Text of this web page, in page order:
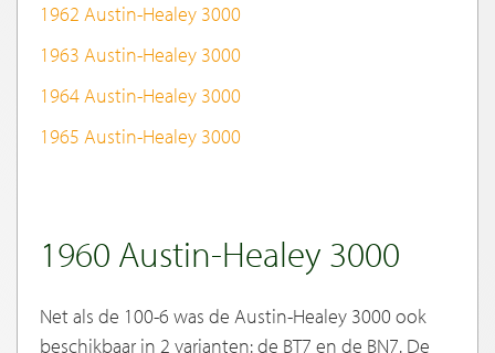
1962 Austin-Healey 3000
1963 Austin-Healey 3000
1964 Austin-Healey 3000
1965 Austin-Healey 3000
1960 Austin-Healey 3000
Net als de 100-6 was de Austin-Healey 3000 ook
beschikbaar in 2 varianten: de BT7 en de BN7. De